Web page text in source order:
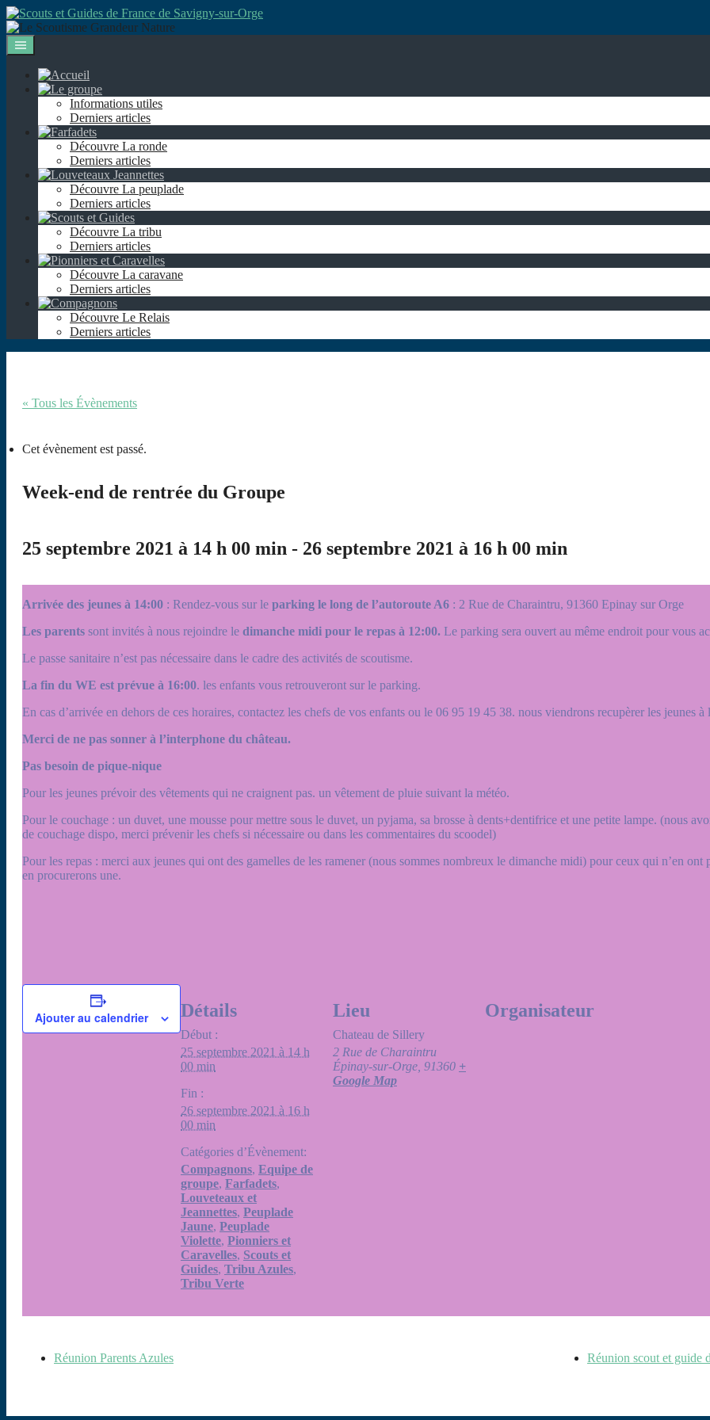
Aller
au
contenu
Informations utiles
Derniers articles
Découvre La ronde
Derniers articles
Découvre La peuplade
Derniers articles
Découvre La tribu
Derniers articles
Découvre La caravane
Derniers articles
Découvre Le Relais
Derniers articles
« Tous les Évènements
Cet évènement est passé.
Week-end de rentrée du Groupe
25 septembre 2021 à 14 h 00 min - 26 septembre 2021 à 16 h 00 min
Arrivée des jeunes à 14:00 : Rendez-vous sur le parking le long de l’autoroute A6 : 2 Rue de Charaintru, 91360 Epinay sur Orge
Les parents sont invités à nous rejoindre le dimanche midi pour le repas à 12:00. Le parking sera ouvert au même endroit pour vous
Le passe sanitaire n’est pas nécessaire dans le cadre des activités de scoutisme.
La fin du WE est prévue à 16:00. les enfants vous retrouveront sur le parking.
En cas d’arrivée en dehors de ces horaires, contactez les chefs de vos enfants ou le 06 95 19 45 38. nous viendrons recupèrer les jeunes à
Merci de ne pas sonner à l’interphone du château.
Pas besoin de pique-nique
Pour les jeunes prévoir des vêtements qui ne craignent pas. un vêtement de pluie suivant la météo.
Pour le couchage : un duvet, une mousse pour mettre sous le duvet, un pyjama, sa brosse à dents+dentifrice et une petite lampe. (nous
de couchage dispo, merci prévenir les chefs si nécessaire ou dans les commentaires du scoodel)
Pour les repas : merci aux jeunes qui ont des gamelles de les ramener (nous sommes nombreux le dimanche midi) pour ceux qui n’en ont
en procurerons une.
Ajouter au calendrier Détails
Début :
25 septembre 2021 à 14 h
00 min
Fin :
26 septembre 2021 à 16 h
00 min
Catégories d’Évènement:
Compagnons, Equipe de
groupe, Farfadets,
Louveteaux et
Jeannettes, Peuplade
Jaune, Peuplade
Violette, Pionniers et
Caravelles, Scouts et
Guides, Tribu Azules,
Tribu Verte
Lieu
Chateau de Sillery
2 Rue de Charaintru
Épinay-sur-Orge 91360 +
Google Map
Organisateur
Réunion Parents Azules Réunion scout et guide